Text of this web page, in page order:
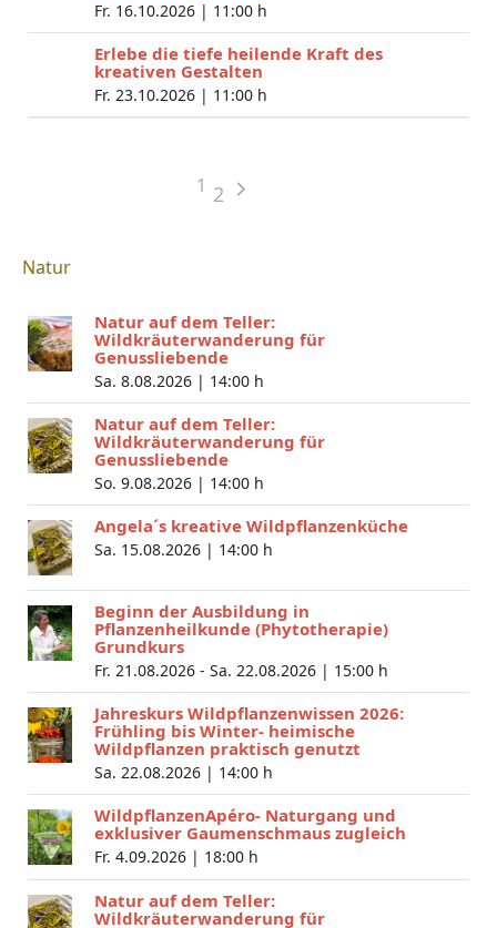
Fr. 16.10.2026 | 11:00 h
Erlebe die tiefe heilende Kraft des
kreativen Gestalten
Fr. 23.10.2026 | 11:00 h
1 2
Natur
Natur auf dem Teller:
Wildkräuterwanderung für
Genussliebende
Sa. 8.08.2026 | 14:00 h
Natur auf dem Teller:
Wildkräuterwanderung für
Genussliebende
So. 9.08.2026 | 14:00 h
Angela´s kreative Wildpflanzenküche
Sa. 15.08.2026 | 14:00 h
Beginn der Ausbildung in
Pflanzenheilkunde (Phytotherapie)
Grundkurs
Fr. 21.08.2026 - Sa. 22.08.2026 | 15:00 h
Jahreskurs Wildpflanzenwissen 2026:
Frühling bis Winter- heimische
Wildpflanzen praktisch genutzt
Sa. 22.08.2026 | 14:00 h
WildpflanzenApéro- Naturgang und
exklusiver Gaumenschmaus zugleich
Fr. 4.09.2026 | 18:00 h
Natur auf dem Teller:
Wildkräuterwanderung für